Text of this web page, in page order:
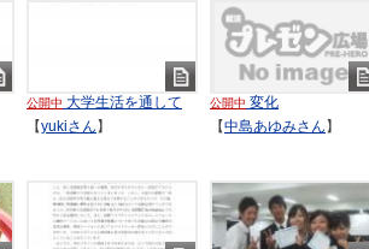
ドキ
公開中 大学生活を通して
【yukiさん 】
公開中 変化
【中島あゆみさん 】